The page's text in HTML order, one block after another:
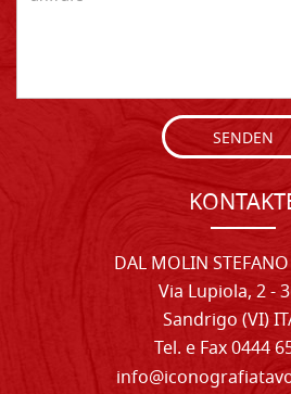
SENDEN
DAL MOLIN
Via Lupiola, 2 -
Sandrigo (VI)
Tel. e Fax 0444